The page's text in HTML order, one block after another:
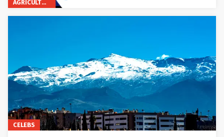
AGRICULTUUR
CELEBS